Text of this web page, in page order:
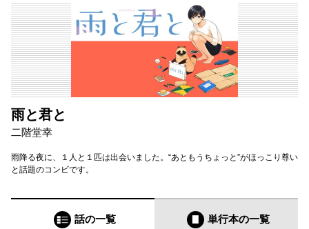
雨と君と
二階堂幸
雨降る夜に、１人と１匹は出会いました。“あともうちょっと”がほっこり尊い
と話題のコンビです。
話の一覧 単行本の一覧